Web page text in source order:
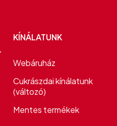
KÍNÁLATUNK
Webáruház
Cukrászdai kínálatunk
(változó)
Mentes termékek